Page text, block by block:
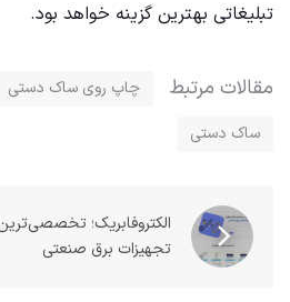
تبلیغاتی بهترین گزینه خواهد بود.
مقالات مرتبط چاپ روی ساک دستی
ساک دستی
الکتروفابریک؛
تجهیزات برق صنعتی